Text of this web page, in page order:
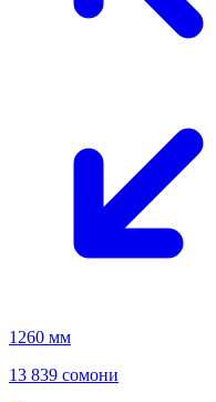
1260 мм
13 839 сомони